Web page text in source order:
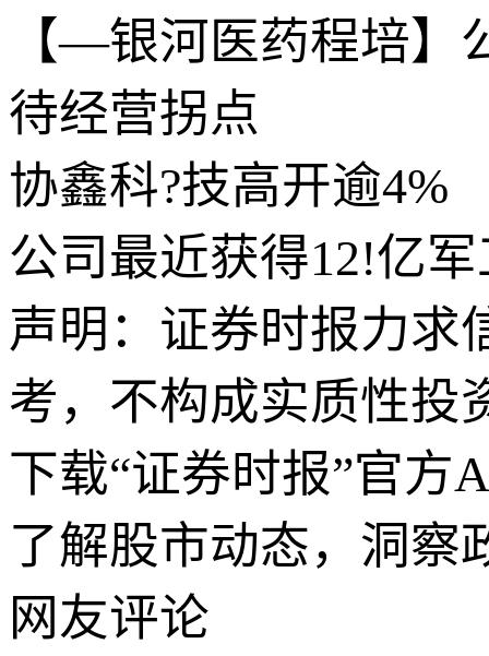
【—银河医药程培】
待经营拐点
协鑫科?技高开逾4%
公司最近获得12!亿
声明：证券时报力求
考，不构成实质性投
下载“证券时报”官方
了解股市动态，洞察
网友评论